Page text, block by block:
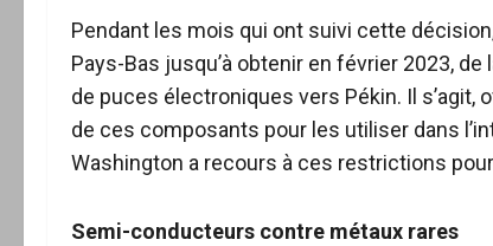
Pendant les mois qui ont suivi cette
Pays-Bas jusqu’à obtenir en février 2023,
de puces électroniques vers Pékin. Il s’agit,
de ces composants pour les utiliser dans
Washington a recours à ces restrictions
Semi-conducteurs contre métaux rares